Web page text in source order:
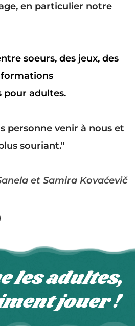
en particulier notre
soeurs, des jeux, des
pour adultes.
personne venir à nous et
souriant."
et Samira Kovaćevič
les adultes,
jouer !